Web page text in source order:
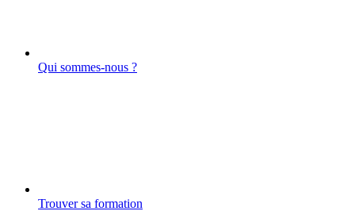
Qui sommes-nous ?
Trouver sa formation